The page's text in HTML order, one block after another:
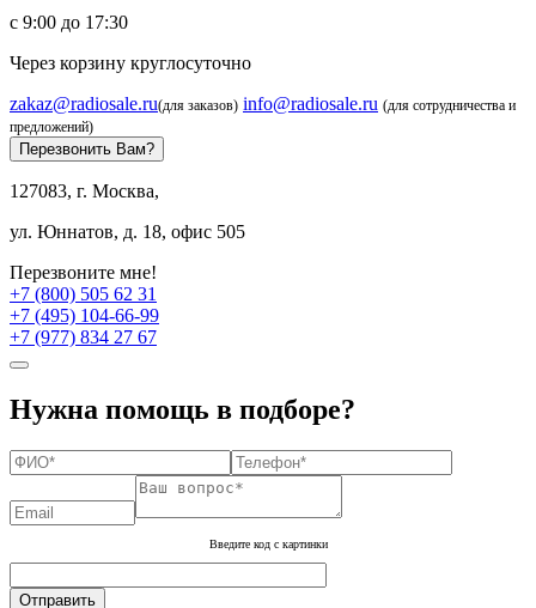
с 9:00 до 17:30
Через корзину круглосуточно
zakaz@radiosale.ru(для заказов) info@radiosale.ru (для сотрудничества и
предложений)
Перезвонить Вам?
127083, г. Москва,
ул. Юннатов, д. 18, офис 505
Перезвоните мне!
+7 (800) 505 62 31
+7 (495) 104-66-99
+7 (977) 834 27 67
Нужна помощь в подборе?
Введите код с картинки